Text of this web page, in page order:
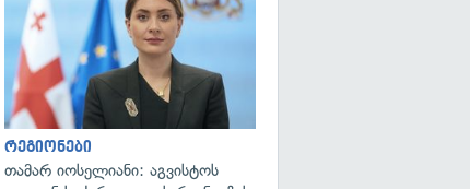
რეგიონები
თამარ იოსელიანი: აგვისტოს